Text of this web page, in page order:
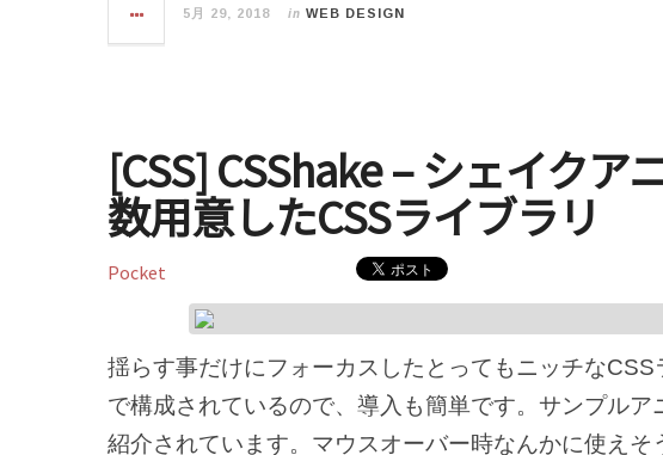
5月 29, 2018 in WEB DESIGN
[CSS] CSShake – シェイクア
数用意したCSSライブラリ
Pocket
揺らす事だけにフォーカスしたとってもニッチな
で構成されているので、導入も簡単です。サンプルア
紹介されています。マウスオーバー時なんかに使えそ